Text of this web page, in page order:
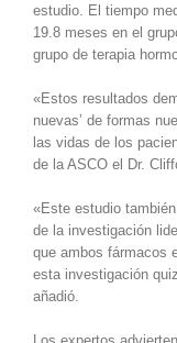
estudio. El tiempo
19.8 meses en el
grupo de terapia
«Estos resultados
nuevas’ de formas
las vidas de los
de la ASCO el Dr.
«Este estudio
de la investigación
que ambos fármacos
esta investigación
añadió.